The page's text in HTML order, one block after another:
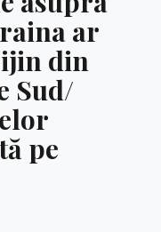
ar
din
Sud/
pe